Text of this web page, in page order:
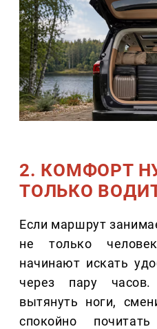
2. КОМФОРТ
ТОЛЬКО
Если маршрут
не только
начинают искать
через пару часов.
вытянуть ноги,
спокойно